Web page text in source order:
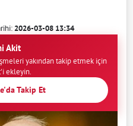
2026-03-08 13:34
Akit
yakından takip etmek için
ekleyin.
Takip Et